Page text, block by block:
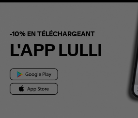
-10% EN TÉLÉCHARGEANT
L'APP LULLI